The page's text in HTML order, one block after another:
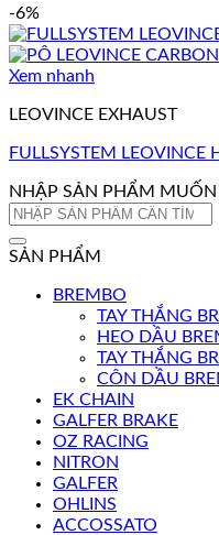
-6%
Xem nhanh
LEOVINCE EXHAUST
FULLSYSTEM
NHẬP SẢN PHẨM MUỐN
Tìm
SẢN PHẨM
BREMBO
TAY THẮNG
HEO DẦU
TAY THẮNG
CÔN DẦU
EK CHAIN
GALFER BRAKE
OZ RACING
NITRON
GALFER
OHLINS
ACCOSSATO